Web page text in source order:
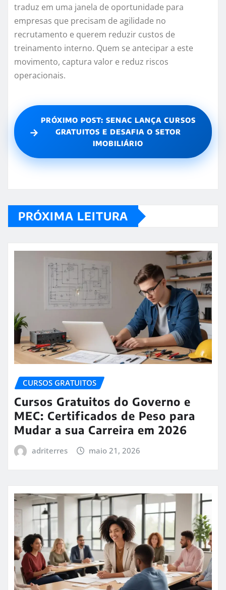
traduz em uma janela de oportunidade para
empresas que precisam de agilidade no
recrutamento e querem reduzir custos de
treinamento interno. Quem se antecipar a este
movimento, captura valor e reduz riscos
operacionais.
→
PRÓXIMO POST: SENAC LANÇA CURSOS
GRATUITOS E DESAFIA O SETOR
IMOBILIÁRIO
PRÓXIMA LEITURA
CURSOS GRATUITOS
Cursos Gratuitos do Governo e
MEC: Certificados de Peso para
Mudar a sua Carreira em 2026
adriterres maio 21, 2026